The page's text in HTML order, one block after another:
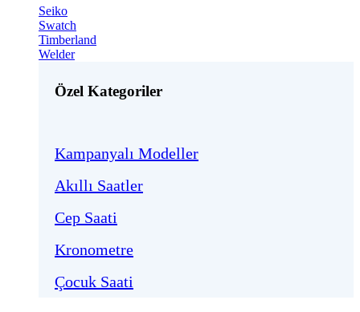
Seiko
Swatch
Timberland
Welder
Özel Kategoriler
Kampanyalı Modeller
Akıllı Saatler
Cep Saati
Kronometre
Çocuk Saati